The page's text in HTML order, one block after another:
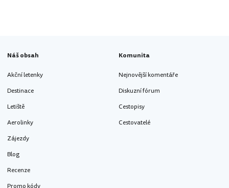
Náš obsah
Akční letenky
Destinace
Letiště
Aerolinky
Zájezdy
Blog
Recenze
Promo kódy
Komunita
Nejnovější komentáře
Diskuzní fórum
Cestopisy
Cestovatelé